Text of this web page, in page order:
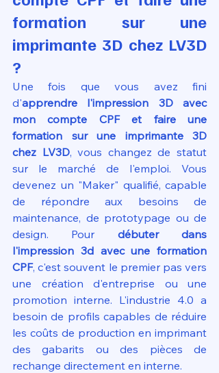
formation sur une
imprimante 3D chez LV3D
?
Une fois que vous avez fini
d'apprendre l'impression 3D avec
mon compte CPF et faire une
formation sur une imprimante 3D
chez LV3D, vous changez de statut
sur le marché de l'emploi. Vous
devenez un "Maker" qualifié, capable
de répondre aux besoins de
maintenance, de prototypage ou de
design. Pour débuter dans
l'impression 3d avec une formation
CPF, c'est souvent le premier pas vers
une création d'entreprise ou une
promotion interne. L'industrie 4.0 a
besoin de profils capables de réduire
les coûts de production en imprimant
des gabarits ou des pièces de
rechange directement en interne.